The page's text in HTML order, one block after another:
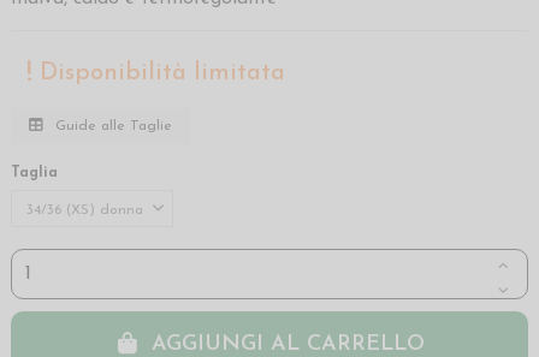
Disponibilità limitata
Guide alle Taglie
Taglia
AGGIUNGI AL CARRELLO